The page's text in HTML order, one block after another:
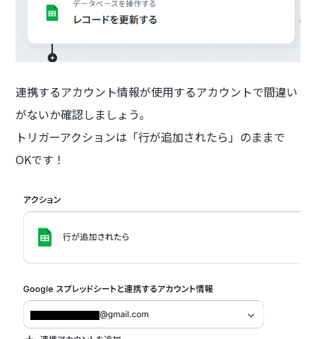
連携するアカウント情報が使用するアカウントで間違い
がないか確認しましょう。
トリガーアクションは「行が追加されたら」のままで
OKです！